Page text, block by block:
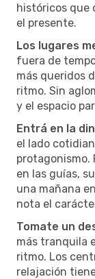
históricos que
el presente.
Los lugares
fuera de
más queridos
ritmo. Sin
y el espacio
Entrá en la
el lado
protagonismo.
en las guías,
una mañana
nota el
Tomate un
más tranquila
ritmo. Los
relajación